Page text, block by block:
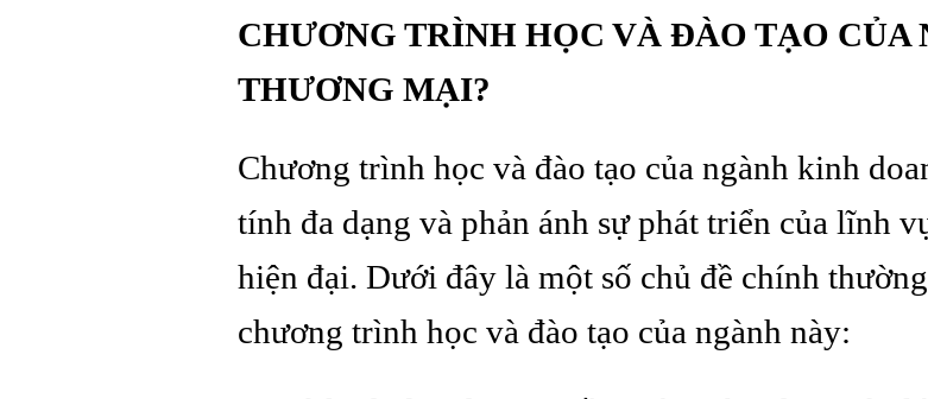
CHƯƠNG TRÌNH HỌC VÀ ĐÀO TẠO
THƯƠNG MẠI?
Chương trình học và đào tạo của ngành kinh
tính đa dạng và phản ánh sự phát triển của lĩnh
hiện đại. Dưới đây là một số chủ đề chính
chương trình học và đào tạo của ngành này: